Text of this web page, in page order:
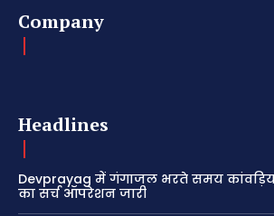
Company
Headlines
Devprayag में गंगाजल भरते समय कांवड़िया
का सर्च ऑपरेशन जारी